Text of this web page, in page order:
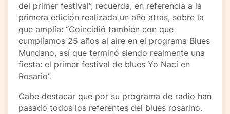
del primer festival”, recuerda, en referencia a la
primera edición realizada un año atrás, sobre la
que amplía: “Coincidió también con que
cumplíamos 25 años al aire en el programa Blues
Mundano, así que terminó siendo realmente una
fiesta: el primer festival de blues Yo Nací en
Rosario”.
Cabe destacar que por su programa de radio han
pasado todos los referentes del blues rosarino.